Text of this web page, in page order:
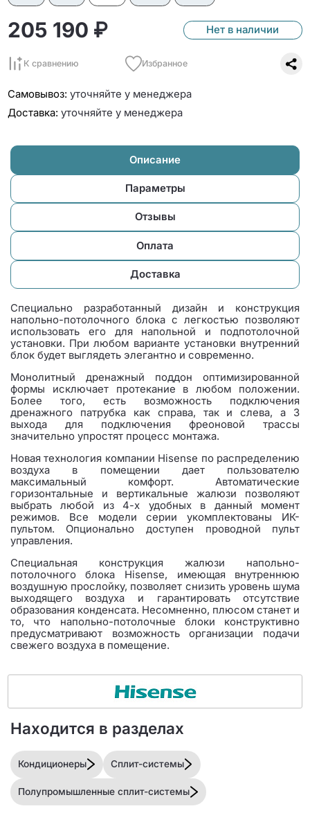
205 190 ₽ Нет в наличии
К сравнению Избранное
Самовывоз: уточняйте у менеджера
Доставка: уточняйте у менеджера
Описание
Параметры
Отзывы
Оплата
Доставка
Специально разработанный дизайн и конструкция
напольно-потолочного блока с легкостью позволяют
использовать его для напольной и подпотолочной
установки. При любом варианте установки внутренний
блок будет выглядеть элегантно и современно.
Монолитный дренажный поддон оптимизированной
формы исключает протекание в любом положении.
Более того, есть возможность подключения
дренажного патрубка как справа, так и слева, а 3
выхода для подключения фреоновой трассы
значительно упростят процесс монтажа.
Новая технология компании Hisense по распределению
воздуха в помещении дает пользователю
максимальный комфорт. Автоматические
горизонтальные и вертикальные жалюзи позволяют
выбрать любой из 4-х удобных в данный момент
режимов. Все модели серии укомплектованы ИК-
пультом. Опционально доступен проводной пульт
управления.
Специальная конструкция жалюзи напольно-
потолочного блока Hisense, имеющая внутреннюю
воздушную прослойку, позволяет снизить уровень шума
выходящего воздуха и гарантировать отсутствие
образования конденсата. Несомненно, плюсом станет и
то, что напольно-потолочные блоки конструктивно
предусматривают возможность организации подачи
свежего воздуха в помещение.
Находится в разделах
Кондиционеры Сплит-системы
Полупромышленные сплит-системы